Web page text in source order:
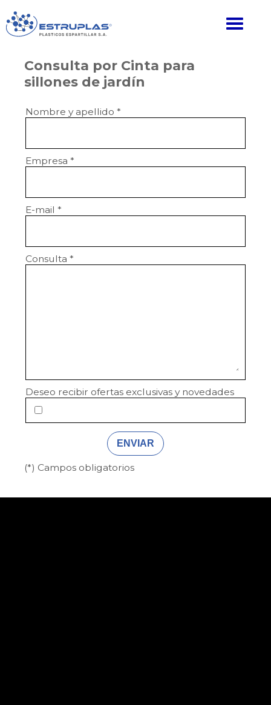
Consulta por Cinta para
sillones de jardín
Nombre y apellido *
Empresa *
E-mail *
Consulta *
Deseo recibir ofertas exclusivas y novedades
(*) Campos obligatorios